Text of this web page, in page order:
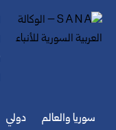
سوريا والعالم
دولي